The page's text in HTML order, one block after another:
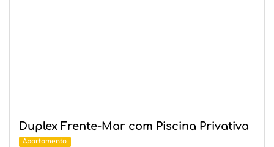
Duplex Frente-Mar com Piscina Privativa
Apartamento